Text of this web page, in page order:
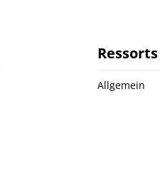
Ressorts
Allgemein